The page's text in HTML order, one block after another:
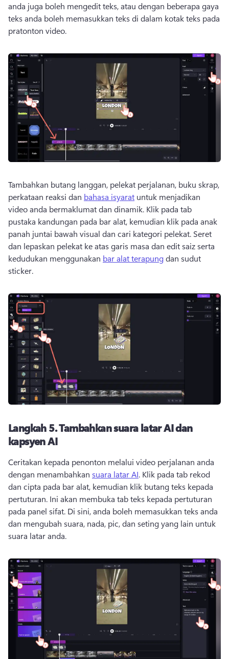
anda juga boleh mengedit teks, atau dengan beberapa gaya
teks anda boleh memasukkan teks di dalam kotak teks pada
pratonton video.
Tambahkan butang langgan, pelekat perjalanan, buku skrap,
perkataan reaksi dan bahasa isyarat untuk menjadikan
video anda bermaklumat dan dinamik. Klik pada tab
pustaka kandungan pada bar alat, kemudian klik pada anak
panah juntai bawah visual dan cari kategori pelekat. Seret
dan lepaskan pelekat ke atas garis masa dan edit saiz serta
kedudukan menggunakan bar alat terapung dan sudut
sticker.
Langkah 5.Tambahkan suara latar AI dan
kapsyen AI
Ceritakan kepada penonton melalui video perjalanan anda
dengan menambahkan suara latar AI. Klik pada tab rekod
dan cipta pada bar alat, kemudian klik butang teks kepada
pertuturan. Ini akan membuka tab teks kepada pertuturan
pada panel sifat. Di sini, anda boleh memasukkan teks anda
dan mengubah suara, nada, pic, dan seting yang lain untuk
suara latar anda.